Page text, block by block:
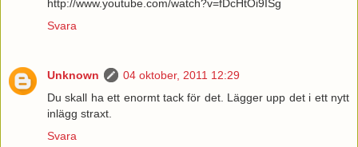
http://www.youtube.com/watch?v=fDcHtOi9ISg
Svara
Unknown
04 oktober, 2011 12:29
Du skall ha ett enormt tack för det. Lägger upp det i ett nytt
inlägg straxt.
Svara